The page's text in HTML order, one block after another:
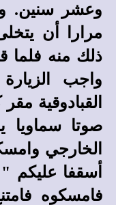
وعشر سنين.
مرارا أن
ذلك منه
واجب
القبادوقية
صوتا سماويا
الخارجي
أسقفا عليكم
فامسكوه